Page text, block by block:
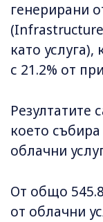
генерирани
(Infrastructure
като
с 21.2% от
Резултатите
което
облачни
От общо
от облачни